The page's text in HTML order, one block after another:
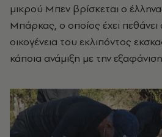
μικρού Μπεν βρίσκεται ο
Μπάρκας, ο οποίος έχει πεθάνει
οικογένεια του εκλιπόντος
κάποια ανάμιξη με την